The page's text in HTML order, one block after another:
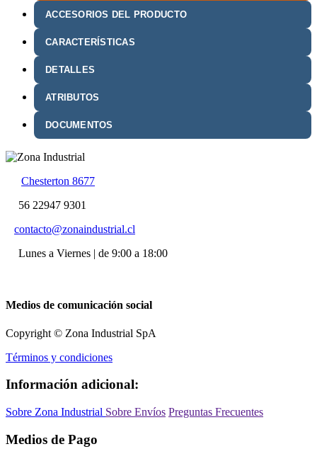
ACCESORIOS DEL PRODUCTO
CARACTERÍSTICAS
DETALLES
ATRIBUTOS
DOCUMENTOS
Chesterton 8677
56 22947 9301
contacto@zonaindustrial.cl
Lunes a Viernes | de 9:00 a 18:00
Medios de comunicación social
Copyright © Zona Industrial SpA
Términos y condiciones
Información adicional:
Sobre Zona Industrial Sobre Envíos Preguntas Frecuentes
Medios de Pago